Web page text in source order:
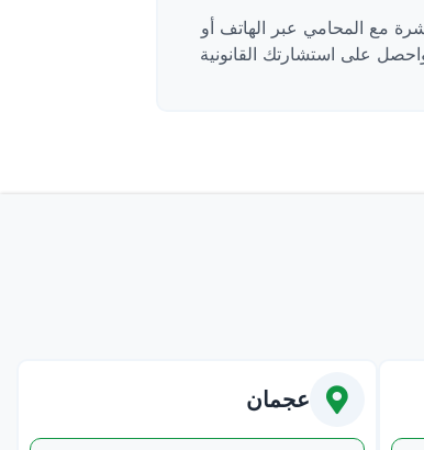
مع المحامي عبر الهاتف أو
على استشارتك القانونية
عجمان